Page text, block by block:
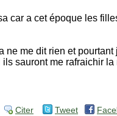
car a cet époque les
ne me dit rien et pourtant
sauront me rafraichir la
Citer Tweet